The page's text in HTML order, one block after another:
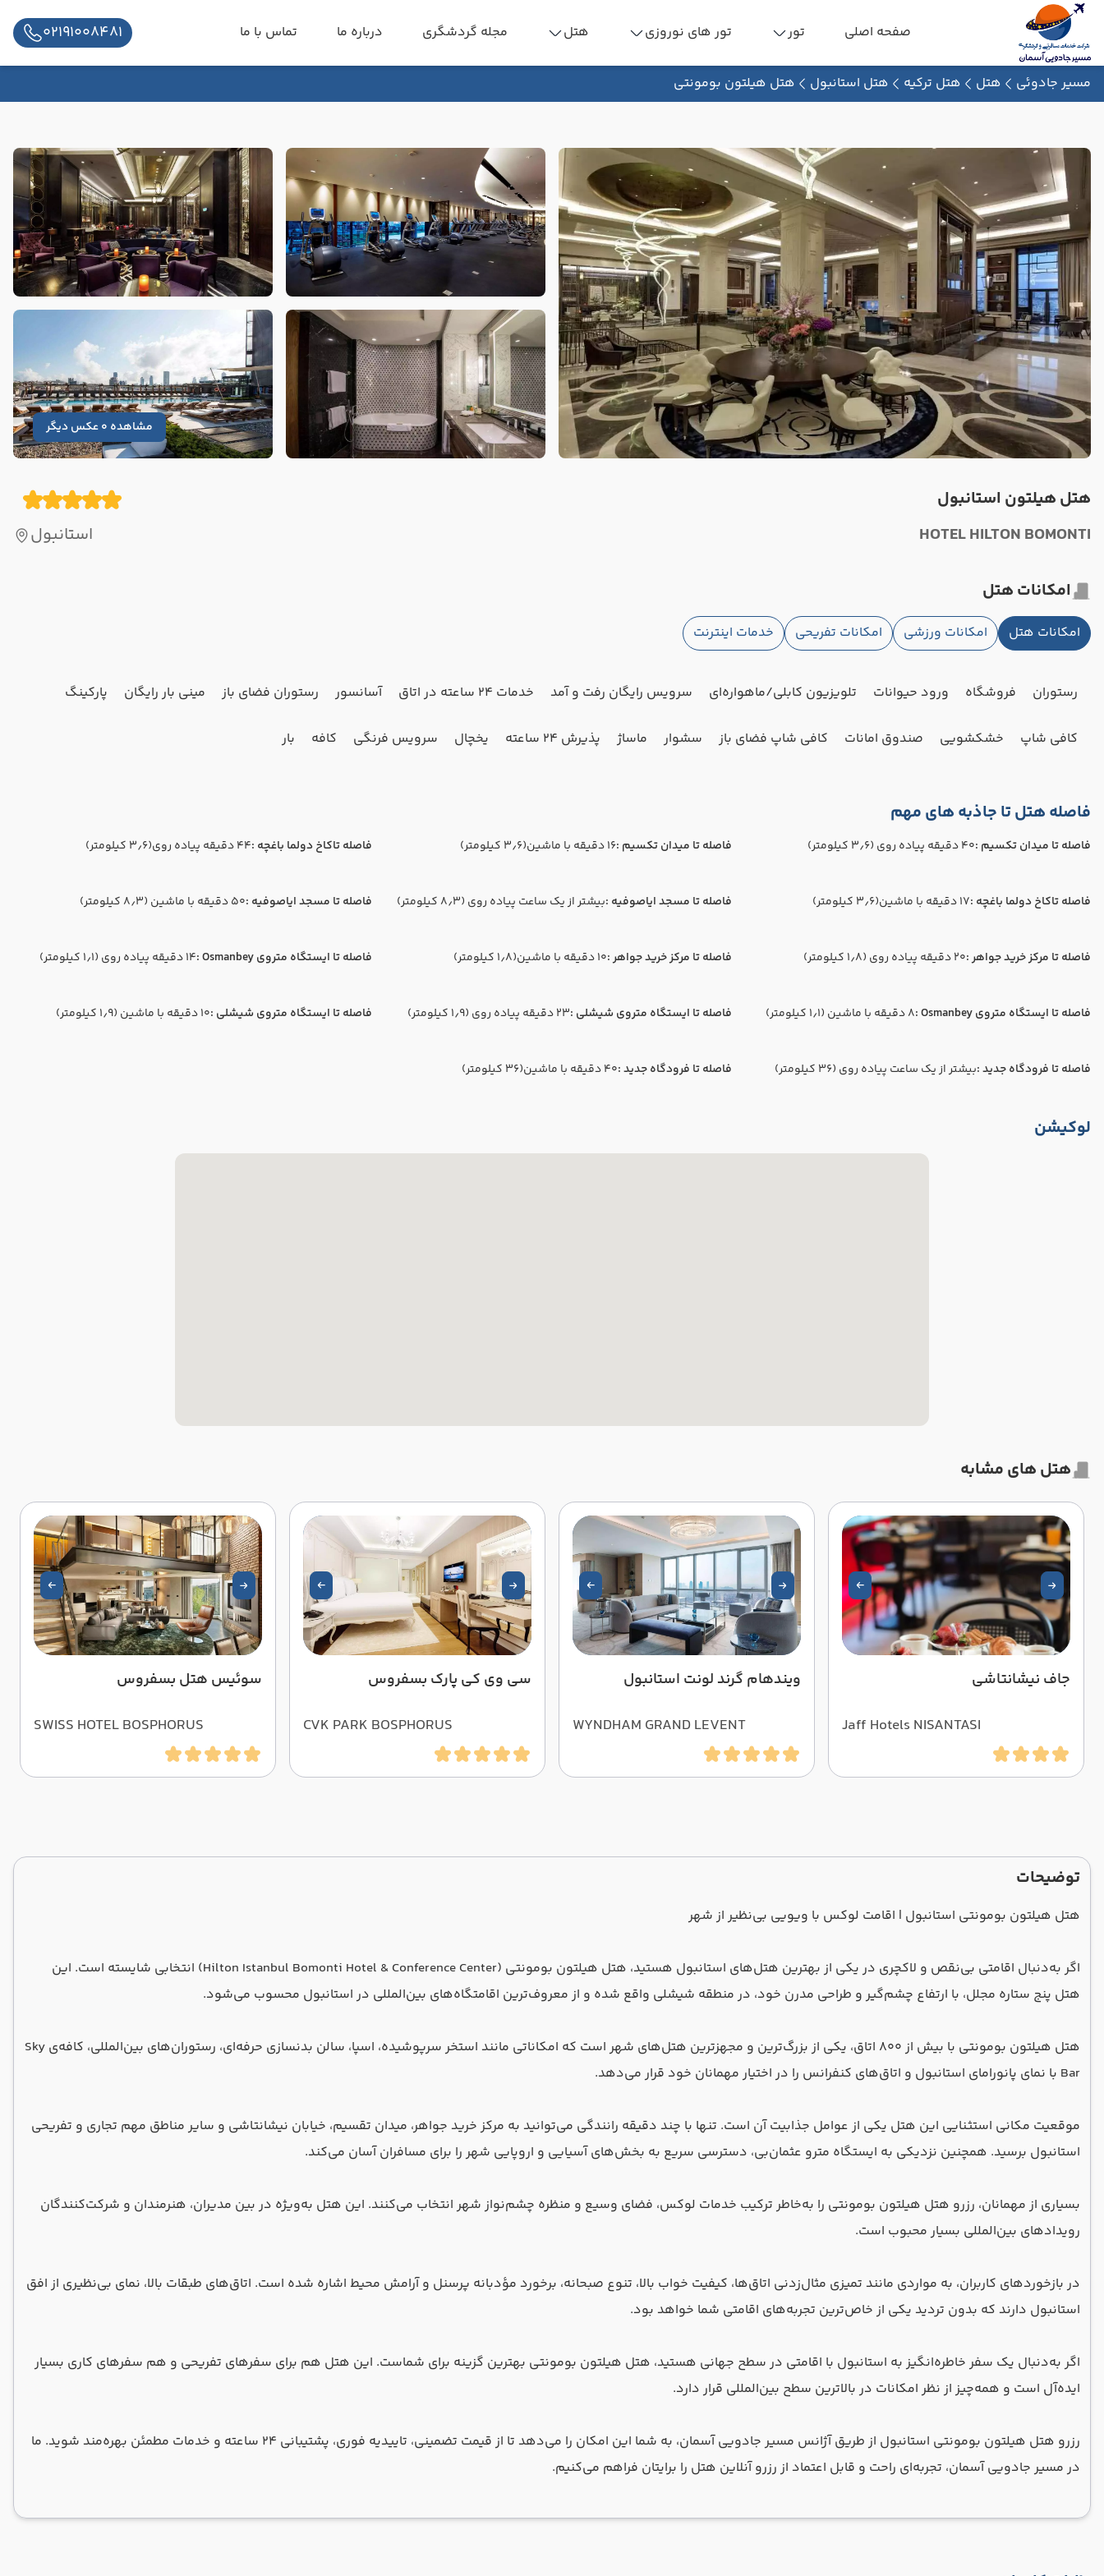
صفحه اصلی تور تور های نوروزی هتل مجله گردشگری درباره ما تماس با ما 02191008481
مسیر جادوئی هتل هتل ترکیه هتل استانبول هتل هیلتون بومونتی
مشاهده 0 عکس دیگر
هتل هیلتون استانبول
HOTEL HILTON BOMONTI
استانبول
امکانات هتل
امکانات هتل امکانات ورزشی امکانات تفریحی خدمات اینترنت
رستوران فروشگاه ورود حیوانات تلویزیون کابلی/ماهواره‌ای سرویس رایگان رفت و آمد خدمات 24 ساعته در اتاق آسانسور رستوران فضای باز مینی بار رایگان پارکینگ
کافی شاپ خشکشویی صندوق امانات کافی شاپ فضای باز سشوار ماساژ پذیرش 24 ساعته یخچال سرویس فرنگی کافه بار
فاصله هتل تا جاذبه های مهم
فاصله تا میدان تکسیم :40 دقیقه پیاده روی (۳٫۶ کیلومتر) فاصله تا میدان تکسیم :16 دقیقه با ماشین(۳٫۶ کیلومتر) فاصله تاکاخ دولما باغچه :44 دقیقه پیاده روی(۳٫۶ کیلومتر)
فاصله تاکاخ دولما باغچه :17 دقیقه با ماشین(۳٫۶ کیلومتر) فاصله تا مسجد ایاصوفیه :بیشتر از یک ساعت پیاده روی (۸٫۳ کیلومتر) فاصله تا مسجد ایاصوفیه :50 دقیقه با ماشین (۸٫۳ کیلومتر)
فاصله تا مرکز خرید جواهر :20 دقیقه پیاده روی (۱٫۸ کیلومتر) فاصله تا مرکز خرید جواهر :10 دقیقه با ماشین(۱٫۸ کیلومتر) فاصله تا ایستگاه متروی Osmanbey : 14 دقیقه پیاده روی (۱٫۱ کیلومتر)
فاصله تا ایستگاه متروی Osmanbey : 8 دقیقه با ماشین (۱٫۱ کیلومتر) فاصله تا ایستگاه متروی شیشلی :23 دقیقه پیاده روی (۱٫۹ کیلومتر) فاصله تا ایستگاه متروی شیشلی :10 دقیقه با ماشین (۱٫۹ کیلومتر)
فاصله تا فرودگاه جدید :بیشتر از یک ساعت پیاده روی (۳۶ کیلومتر) فاصله تا فرودگاه جدید :40 دقیقه با ماشین(۳۶ کیلومتر)
لوکیشن
هتل های مشابه
جاف نیشانتاشی
Jaff Hotels NISANTASI
ویندهام گرند لونت استانبول
WYNDHAM GRAND LEVENT
سی وی کی پارک بسفروس
CVK PARK BOSPHORUS
سوئیس هتل بسفروس
SWISS HOTEL BOSPHORUS
توضیحات
هتل هیلتون بومونتی استانبول | اقامت لوکس با ویویی بی‌نظیر از شهر
اگر به‌دنبال اقامتی بی‌نقص و لاکچری در یکی از بهترین هتل‌های استانبول هستید، هتل هیلتون بومونتی (Hilton Istanbul Bomonti Hotel & Conference Center) انتخابی شایسته است. این
هتل پنج ستاره‌ مجلل، با ارتفاع چشم‌گیر و طراحی مدرن خود، در منطقه شیشلی واقع شده و از معروف‌ترین اقامتگاه‌های بین‌المللی در استانبول محسوب می‌شود.
هتل هیلتون بومونتی با بیش از 800 اتاق، یکی از بزرگ‌ترین و مجهزترین هتل‌های شهر است که امکاناتی مانند استخر سرپوشیده، اسپا، سالن بدنسازی حرفه‌ای، رستوران‌های بین‌المللی، کافه‌ی Sky
Bar با نمای پانورامای استانبول و اتاق‌های کنفرانس را در اختیار مهمانان خود قرار می‌دهد.
موقعیت مکانی استثنایی این هتل یکی از عوامل جذابیت آن است. تنها با چند دقیقه رانندگی می‌توانید به مرکز خرید جواهر، میدان تقسیم، خیابان نیشانتاشی و سایر مناطق مهم تجاری و تفریحی
استانبول برسید. همچنین نزدیکی به ایستگاه مترو عثمان‌بی، دسترسی سریع به بخش‌های آسیایی و اروپایی شهر را برای مسافران آسان می‌کند.
بسیاری از مهمانان، رزرو هتل هیلتون بومونتی را به‌خاطر ترکیب خدمات لوکس، فضای وسیع و منظره چشم‌نواز شهر انتخاب می‌کنند. این هتل به‌ویژه در بین مدیران، هنرمندان و شرکت‌کنندگان
رویدادهای بین‌المللی بسیار محبوب است.
در بازخوردهای کاربران، به مواردی مانند تمیزی مثال‌زدنی اتاق‌ها، کیفیت خواب بالا، تنوع صبحانه، برخورد مؤدبانه پرسنل و آرامش محیط اشاره شده است. اتاق‌های طبقات بالا، نمای بی‌نظیری از افق
استانبول دارند که بدون تردید یکی از خاص‌ترین تجربه‌های اقامتی شما خواهد بود.
اگر به‌دنبال یک سفر خاطره‌انگیز به استانبول با اقامتی در سطح جهانی هستید، هتل هیلتون بومونتی بهترین گزینه برای شماست. این هتل هم برای سفرهای تفریحی و هم سفرهای کاری بسیار
ایده‌آل است و همه‌چیز از نظر امکانات در بالاترین سطح بین‌المللی قرار دارد.
رزرو هتل هیلتون بومونتی استانبول از طریق آژانس مسیر جادویی آسمان، به شما این امکان را می‌دهد تا از قیمت تضمینی، تاییدیه فوری، پشتیبانی ۲۴ ساعته و خدمات مطمئن بهره‌مند شوید. ما
در مسیر جادویی آسمان، تجربه‌ای راحت و قابل اعتماد از رزرو آنلاین هتل را برایتان فراهم می‌کنیم.